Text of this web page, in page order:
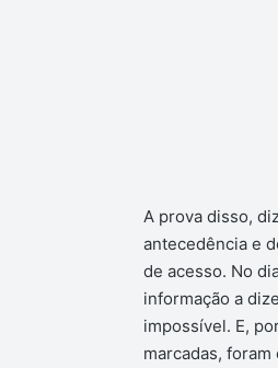
A prova disso,
antecedência e
de acesso. No
informação a
impossível. E,
marcadas,